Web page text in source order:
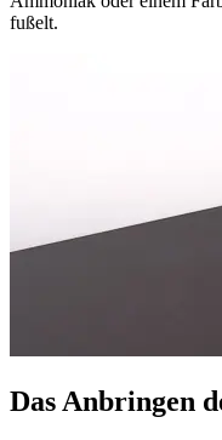
fußelt.
Das Anbringen